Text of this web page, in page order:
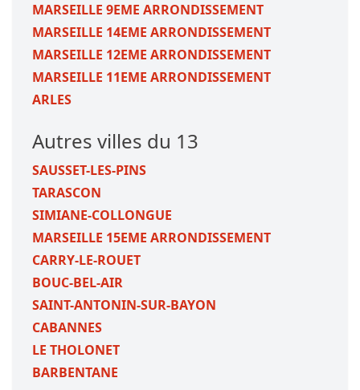
MARSEILLE 9EME ARRONDISSEMENT
MARSEILLE 14EME ARRONDISSEMENT
MARSEILLE 12EME ARRONDISSEMENT
MARSEILLE 11EME ARRONDISSEMENT
ARLES
Autres villes du 13
SAUSSET-LES-PINS
TARASCON
SIMIANE-COLLONGUE
MARSEILLE 15EME ARRONDISSEMENT
CARRY-LE-ROUET
BOUC-BEL-AIR
SAINT-ANTONIN-SUR-BAYON
CABANNES
LE THOLONET
BARBENTANE